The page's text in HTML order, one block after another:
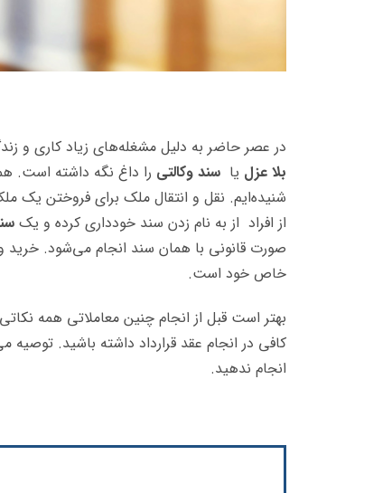
در عصر حاضر به دلیل مشغله‌های زیاد کاری و
بلا عزل یا سند وکالتی را داغ نگه داشته است.
شنیده‌ایم. نقل و انتقال ملک برای فروختن یک
از افراد از به نام زدن سند خودداری کرده و یک
صورت قانونی با همان سند انجام می‌شود. خرید
خاص خود است.
بهتر است قبل از انجام چنین معاملاتی همه
کافی در انجام عقد قرارداد داشته باشید. توصیه
انجام ندهید.